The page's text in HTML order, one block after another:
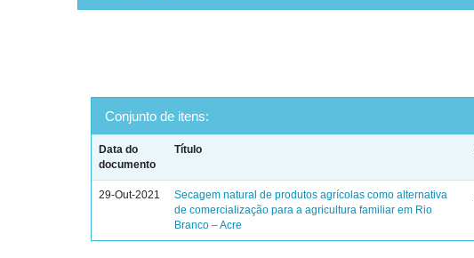
Conjunto de itens:
Data do
documento
Título
29-Out-2021
Secagem natural de produtos agrícolas como alternativa
de comercialização para a agricultura familiar em Rio
Branco – Acre